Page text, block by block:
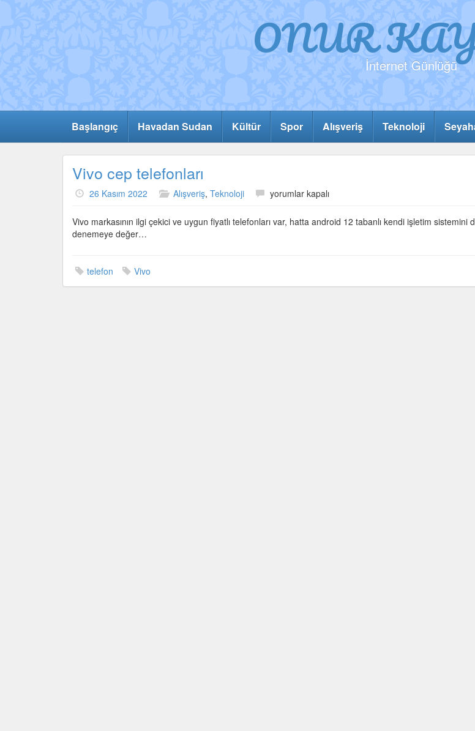
ONURİnternet Günlüğü
Başlangıç Havadan Sudan Kültür Spor Alışveriş Teknoloji
Vivo cep telefonları
26 Kasım 2022 Alışveriş, Teknoloji
Vivo
telefonları
yorumlar kapalı
Vivo markasının ilgi çekici ve uygun fiyatlı telefonları var, hatta android 12 tabanlı kendi işletim sistemini
denemeye değer…
telefon Vivo